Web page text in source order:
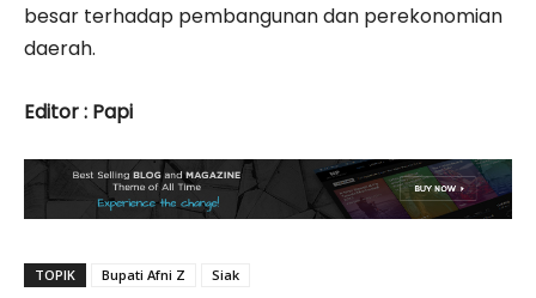
besar terhadap pembangunan dan perekonomian
daerah.
Editor : Papi
TOPIK Bupati Afni Z Siak